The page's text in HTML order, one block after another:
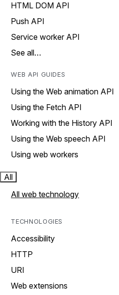
HTML DOM API
Push API
Service worker API
See all…
WEB API GUIDES
Using the Web animation API
Using the Fetch API
Working with the History API
Using the Web speech API
Using web workers
All
All web technology
TECHNOLOGIES
Accessibility
HTTP
URI
Web extensions